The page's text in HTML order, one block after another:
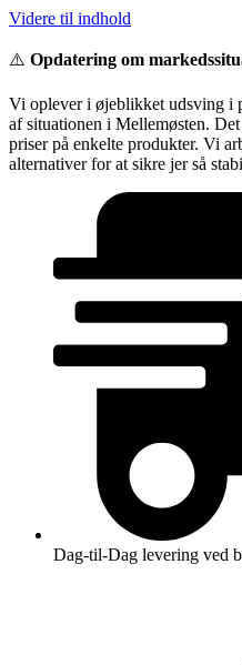
Videre til indhold
⚠️ Opdatering om
Vi oplever i øjeblikket udsving i
af situationen i Mellemøsten.
priser på enkelte produkter. Vi
alternativer for at sikre jer så
Dag-til-Dag levering ved